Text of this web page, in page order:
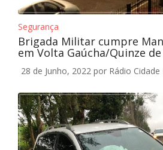
Segurança
Brigada Militar cumpre
em Volta Gaúcha/Quinze
28 de Junho, 2022 por Rádio Cidade